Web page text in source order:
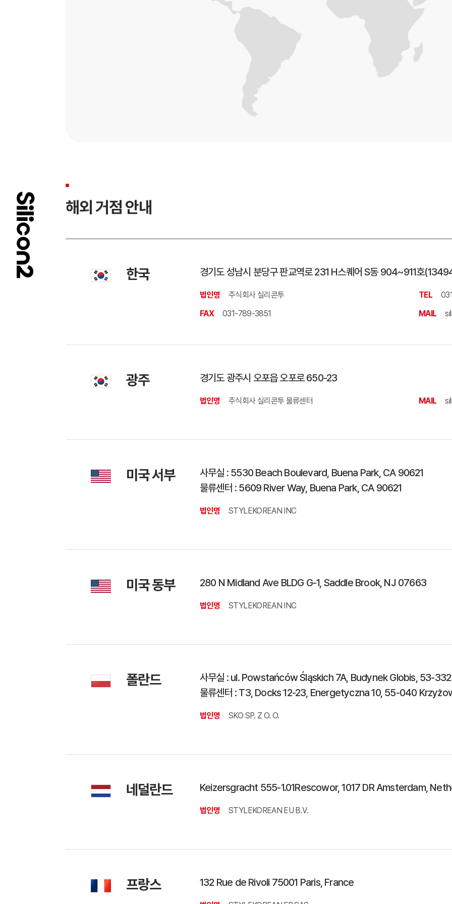
해외 거점 안내
한국 경기도 성남시 분당구 판교역로 231 H스퀘어 S동 904~911호
법인명 주식회사 실리콘투 TEL
FAX
031-789-3851 MAIL
광주 경기도 광주시 오포읍 오포로 650-23
법인명 주식회사 실리콘투 물류센터 MAIL
미국 서부
사무실 : 5530 Beach Boulevard, Buena Park, CA 90621
물류센터 : 5609 River Way, Buena Park, CA 90621
법인명 STYLEKOREAN INC
미국 동부 280 N Midland Ave BLDG G-1, Saddle Brook, NJ 07663
법인명 STYLEKOREAN INC
폴란드
사무실 : ul. Powstańców Śląskich 7A, Budynek Globis, 53-
물류센터 : T3, Docks 12-23, Energetyczna 10, 55-040
법인명 SKO SP. Z O. O.
네덜란드 Keizersgracht 555-1.01Rescowor, 1017 DR Amsterdam,
법인명 STYLEKOREAN EU B.V.
프랑스 132 Rue de Rivoli 75001 Paris, France